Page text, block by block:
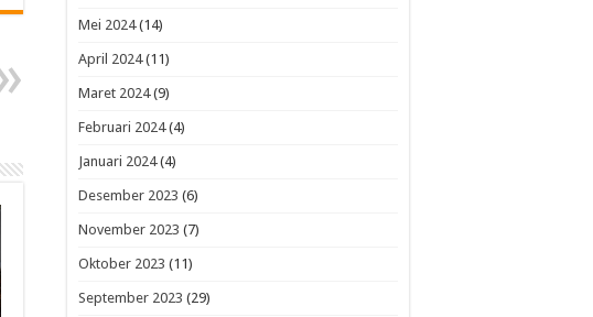
Mei 2024(14)
April 2024(11)
Maret 2024(9)
Februari 2024(4)
Januari 2024(4)
Desember 2023 (6)
November 2023 (7)
Oktober 2023 (11)
September 2023 (29)